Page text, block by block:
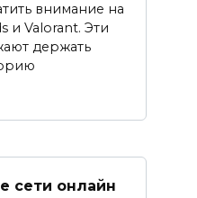
внимание на
и Valorant. Эти
держать
сети онлайн